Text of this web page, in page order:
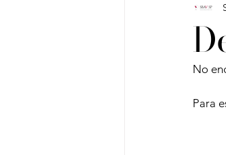
Vinho do Mês
No
Para